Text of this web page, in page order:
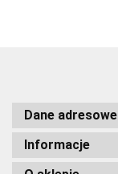
Dane adresowe
Informacje